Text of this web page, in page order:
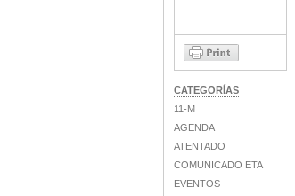
CATEGORÍAS
11-M
AGENDA
ATENTADO
COMUNICADO ETA
EVENTOS